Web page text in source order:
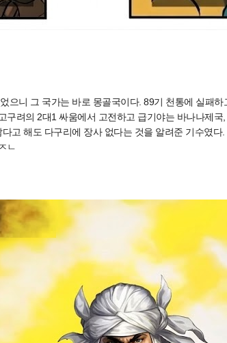
으니 그 국가는 바로 몽골국이다. 89기 천통에 실패
구려의 2대1 싸움에서 고전하고 급기야는 바나나제
고 해도 다구리에 장사 없다는 것을 알려준 기수였
ㄴ